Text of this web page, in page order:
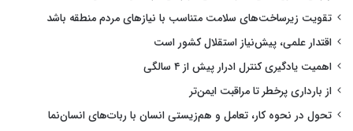
تقویت زیرساخت‌های سلامت متناسب با نیازهای مردم منطقه باشد
اقتدار علمی، پیش‌نیاز استقلال کشور است
اهمیت یادگیری کنترل ادرار پیش از ۴ سالگی
از بارداری پرخطر تا مراقبت ایمن‌تر
تحول در نحوه کار، تعامل و هم‌زیستی انسان با ربات‌های انسان‌نما